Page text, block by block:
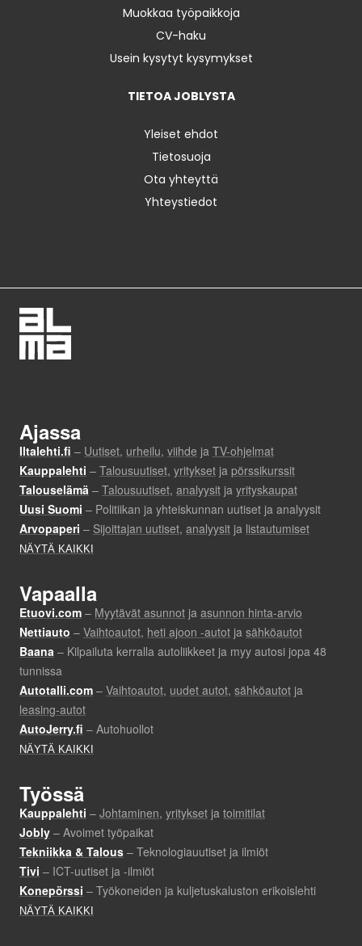
Muokkaa työpaikkoja
CV-haku
Usein kysytyt kysymykset
TIETOA JOBLYSTA
Yleiset ehdot
Tietosuoja
Ota yhteyttä
Yhteystiedot